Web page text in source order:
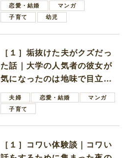
恋愛・結婚
マンガ
子育て
幼児
［１］垢抜けた夫がクズだっ
た話｜大学の人気者の彼女が
気になったのは地味で目立た
ない男子学生
夫婦 恋愛・結婚
マンガ
子育て
［１］コワい体験談｜コワい